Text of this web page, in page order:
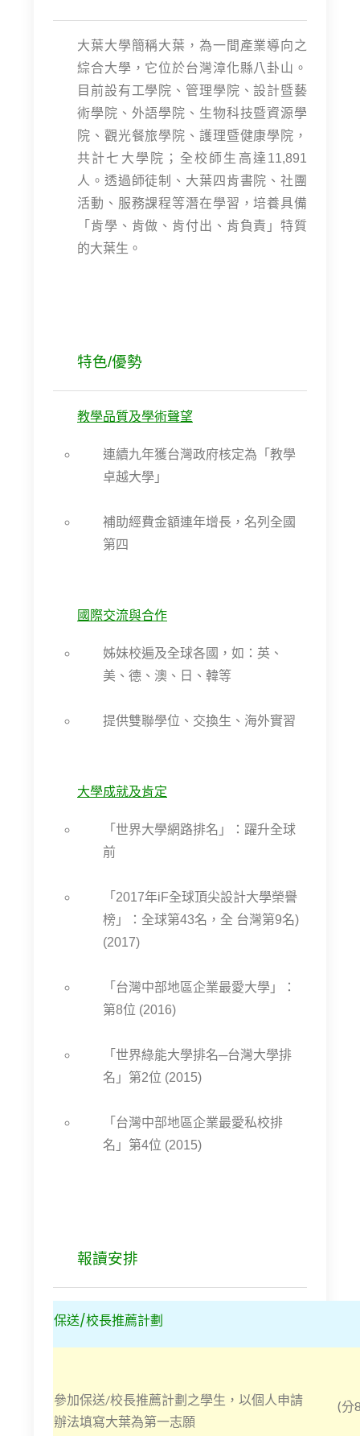
大葉大學簡稱大葉，為一間產業導向之
綜合大學，它位於台灣漳化縣八卦山。
目前設有工學院、管理學院、設計暨藝
術學院、外語學院、生物科技暨資源學
院、觀光餐旅學院、護理暨健康學院，
共計七大學院；全校師生高達11,891
人。透過師徒制、大葉四肯書院、社團
活動、服務課程等潛在學習，培養具備
「肯學、肯做、肯付出、肯負責」特質
的大葉生。
特色/優勢
教學品質及學術聲望
連續九年獲台灣政府核定為「教學
卓越大學」
補助經費金額連年增長，名列全國
第四
國際交流與合作
姊妹校遍及全球各國，如：英、
美、德、澳、日、韓等
提供雙聯學位、交換生、海外實習
大學成就及肯定
「世界大學網路排名」：躍升全球
前
「2017年iF全球頂尖設計大學榮譽
榜」：全球第43名，全 台灣第9名)
(2017)
「台灣中部地區企業最愛大學」：
第8位 (2016)
「世界綠能大學排名─台灣大學排
名」第2位 (2015)
「台灣中部地區企業最愛私校排
名」第4位 (2015)
報讀安排
保送/校長推薦計劃
參加保送/校長推薦計劃之學生，以個人申請
辦法填寫大葉為第一志願
(分